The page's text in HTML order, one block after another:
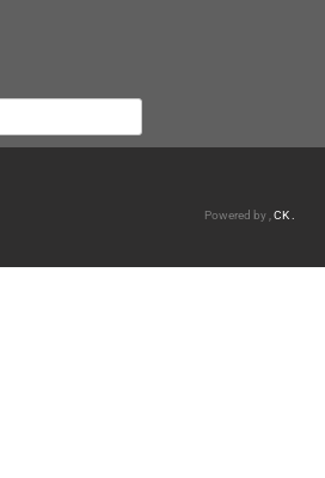
Powered by , CK .